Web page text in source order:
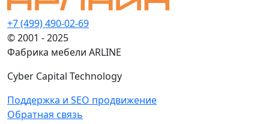
+7 (499) 490-02-69
© 2001 - 2025
Фабрика мебели ARLINE
Cyber Capital Technology
Поддержка и SEO продвижение
Обратная связь